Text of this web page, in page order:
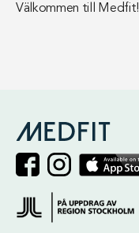
Välkommen till Medfit!